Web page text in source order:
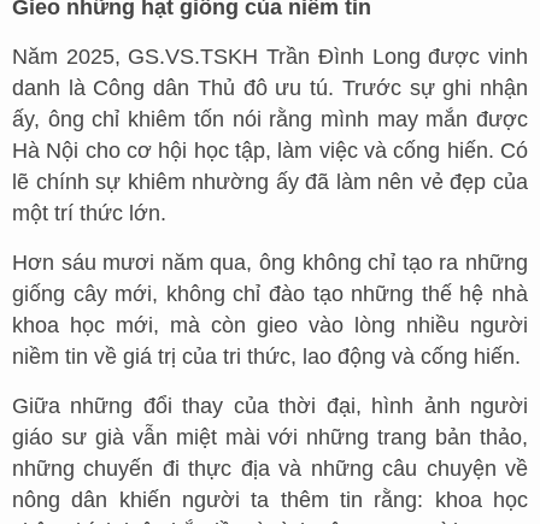
Gieo những hạt giống của niềm tin
Năm 2025, GS.VS.TSKH Trần Đình Long được vinh
danh là Công dân Thủ đô ưu tú. Trước sự ghi nhận
ấy, ông chỉ khiêm tốn nói rằng mình may mắn được
Hà Nội cho cơ hội học tập, làm việc và cống hiến. Có
lẽ chính sự khiêm nhường ấy đã làm nên vẻ đẹp của
một trí thức lớn.
Hơn sáu mươi năm qua, ông không chỉ tạo ra những
giống cây mới, không chỉ đào tạo những thế hệ nhà
khoa học mới, mà còn gieo vào lòng nhiều người
niềm tin về giá trị của tri thức, lao động và cống hiến.
Giữa những đổi thay của thời đại, hình ảnh người
giáo sư già vẫn miệt mài với những trang bản thảo,
những chuyến đi thực địa và những câu chuyện về
nông dân khiến người ta thêm tin rằng: khoa học